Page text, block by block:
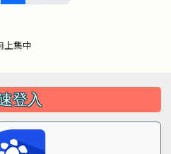
上集中
登入